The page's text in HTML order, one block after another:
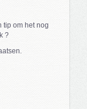
tip om het nog
?